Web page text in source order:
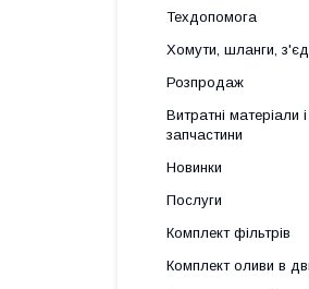
Техдопомога
Хомути, шланги,
Розпродаж
Витратні матеріали і
запчастини
Новинки
Послуги
Комплект фільтрів
Комплект оливи в